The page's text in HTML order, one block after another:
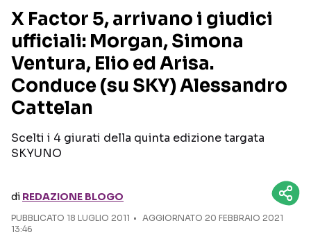
RECENSIONI MUSICALI
INTERVISTE
GOSSIP E CURIOSITÀ
TESTI CANZONI
TOUR ED EVENTI
TALENT SHOW
X Factor 5, arrivano i giudici
ufficiali: Morgan, Simona
Ventura, Elio ed Arisa.
Conduce (su SKY) Alessandro
Cattelan
Scelti i 4 giurati della quinta edizione targata
SKYUNO
di REDAZIONE BLOGO
PUBBLICATO 18 LUGLIO 2011
AGGIORNATO 20 FEBBRAIO 2021
13:46